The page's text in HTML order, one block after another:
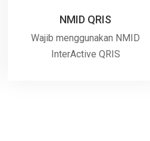
NMID QRIS
Wajib menggunakan NMID
InterActive QRIS